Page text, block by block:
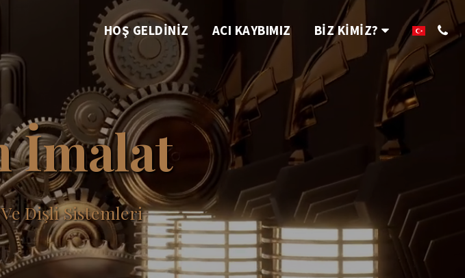
HOŞ GELDİNİZ ACI KAYBIMIZ BİZ KİMİZ?
İmalat
Dişli Sistemleri